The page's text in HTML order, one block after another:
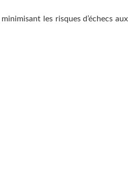
les risques d’échecs aux